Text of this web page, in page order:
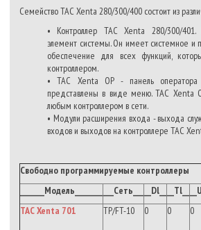
Семейство TAC Xenta 280/300/400 состоит из
• Контроллер TAC Xenta 280/300/401.
элемент системы. Он имеет системное и
обеспечение для всех функций,
контроллером.
• TAC Xenta OP - панель
представлены в виде меню. TAC Xenta
любым контроллером в сети.
• Модули расширения входа - выхода
входов и выходов на контроллере TAC
Свободно программируемые контроллеры
_______Модель________
___Сеть___ __Dl__ __Tl__
TAC Xenta 701
TP/FT-10 0 0 0